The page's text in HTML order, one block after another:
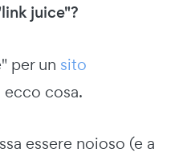
juice"?
per un sito
ecco cosa.
essere noioso (e a